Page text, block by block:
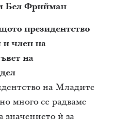
Бел Фрийман
президентство
член на
на
на Младите
много се радваме
значението ѝ за